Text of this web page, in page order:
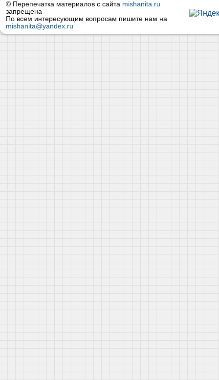
© Перепечатка материалов с сайта mishanita.ru
запрещена
По всем интересующим вопросам пишите нам на
mishanita@yandex.ru